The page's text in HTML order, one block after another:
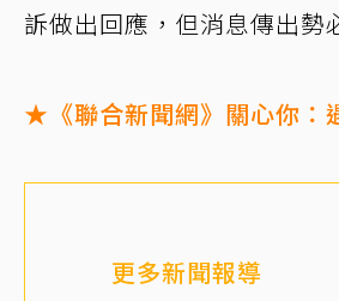
訴做出回應，但消息傳出勢
★《聯合新聞網》關心你：
更多新聞報導